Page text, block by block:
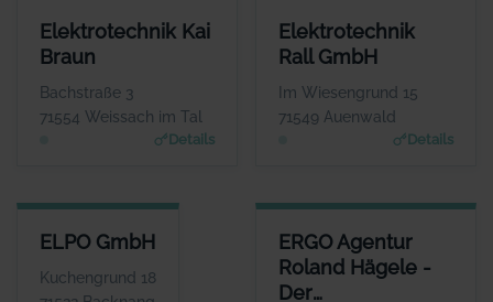
Elektrotechnik Kai
Braun
Bachstraße 3
71554 Weissach im Tal
Details
ELEKTROTECHNIK KAI BRAUN
Frau Franziska Braun
Www.elektrotechnik-kb.de
Elektrotechnik
Rall GmbH
Im Wiesengrund 15
71549 Auenwald
Details
ELEKTROTECHNIK RALL GMBH
ANSPRECHPARTNER
Herr Andre Kengerter
www.elektrotechnik-rall.de
ELPO GmbH
Kuchengrund 18
ELPO GMBH
Herr Uwe Junk
ERGO Agentur
Roland Hägele -
Der
ERGO AGENTUR ROLAND